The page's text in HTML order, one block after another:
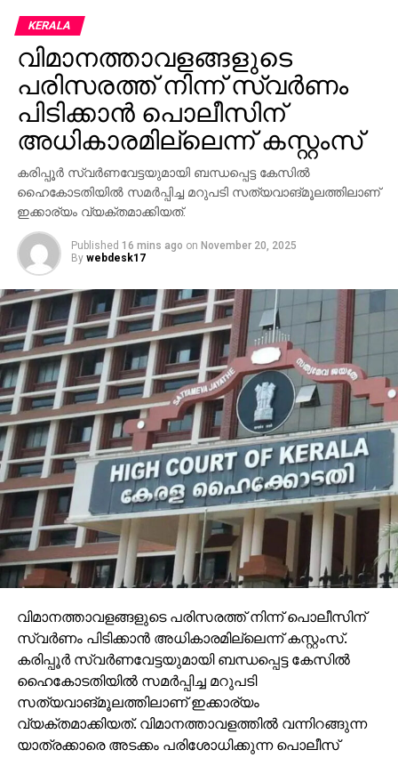
KERALA
വിമാനത്താവളങ്ങളുടെ
പരിസരത്ത് നിന്ന് സ്വര്‍ണം
പിടിക്കാന്‍ പൊലീസിന്
അധികാരമില്ലെന്ന് കസ്റ്റംസ്
കരിപ്പൂര്‍ സ്വര്‍ണവേട്ടയുമായി ബന്ധപ്പെട്ട കേസില്‍
ഹൈകോടതിയില്‍ സമര്‍പ്പിച്ച മറുപടി സത്യവാങ്മൂലത്തിലാണ്
ഇക്കാര്യം വ്യക്തമാക്കിയത്.
Published 16 mins ago on November 20, 2025
By webdesk17
വിമാനത്താവളങ്ങളുടെ പരിസരത്ത് നിന്ന് പൊലീസിന്
സ്വര്‍ണം പിടിക്കാന്‍ അധികാരമില്ലെന്ന് കസ്റ്റംസ്.
കരിപ്പൂര്‍ സ്വര്‍ണവേട്ടയുമായി ബന്ധപ്പെട്ട കേസില്‍
ഹൈകോടതിയില്‍ സമര്‍പ്പിച്ച മറുപടി
സത്യവാങ്മൂലത്തിലാണ് ഇക്കാര്യം
വ്യക്തമാക്കിയത്. വിമാനത്താവളത്തില്‍ വന്നിറങ്ങുന്ന
യാത്രക്കാരെ അടക്കം പരിശോധിക്കുന്ന പൊലീസ്